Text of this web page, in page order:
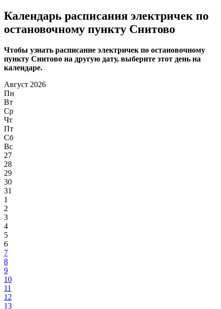
Календарь расписания электричек по
остановочному пункту Снитово
Чтобы узнать расписание электричек по остановочному
пункту Снитово на другую дату, выберите этот день на
календаре.
Август 2026
Пн
Вт
Ср
Чт
Пт
Сб
Вс
27
28
29
30
31
1
2
3
4
5
6
7
8
9
10
11
12
13